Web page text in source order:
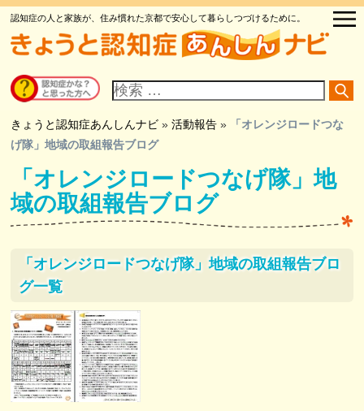
認知症の人と家族が、住み慣れた京都で安心して暮らしつづけるために。
イ
ト
検
索
きょうと認知症あんしんナビ »活動報告 »
「オレンジロードつな
げ隊」地域の取組報告ブログ
「オレンジロードつなげ隊」地
域の取組報告ブログ
「オレンジロードつなげ隊」地域の取組報告ブロ
グ一覧